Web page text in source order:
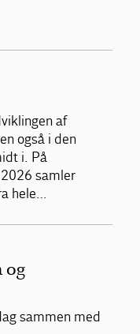
af
også i den
i. På
samler
hele…
og
sammen med